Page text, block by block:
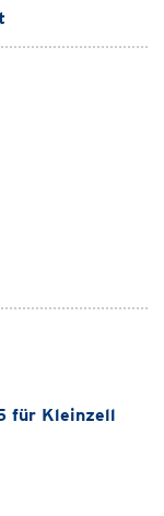
für Kleinzell